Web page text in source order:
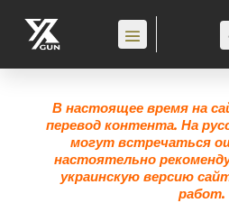
В настоящее время на
перевод контента. На
могут встречаться
настоятельно
украинскую версию
работ.